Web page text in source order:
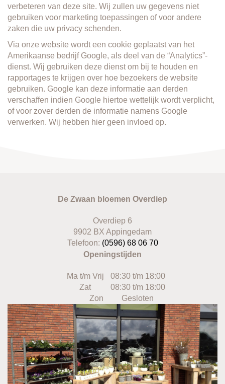
BLOEMENWINKELS
CONTACT
verbeteren van deze site. Wij zullen uw gegevens niet
gebruiken voor marketing toepassingen of voor andere
zaken die uw privacy schenden.
Via onze website wordt een cookie geplaatst van het
Amerikaanse bedrijf Google, als deel van de “Analytics”-
dienst. Wij gebruiken deze dienst om bij te houden en
rapportages te krijgen over hoe bezoekers de website
gebruiken. Google kan deze informatie aan derden
verschaffen indien Google hiertoe wettelijk wordt verplicht,
of voor zover derden de informatie namens Google
verwerken. Wij hebben hier geen invloed op.
De Zwaan bloemen Overdiep
Overdiep 6
9902 BX Appingedam
Telefoon: (0596) 68 06 70
Openingstijden
Ma t/m Vrij
08:30 t/m 18:00
Zat
08:30 t/m 18:00
Zon
Gesloten